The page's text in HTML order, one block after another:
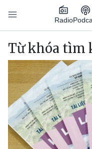
Nhảy đến nội dung
Radio
Main
Từ khóa tìm